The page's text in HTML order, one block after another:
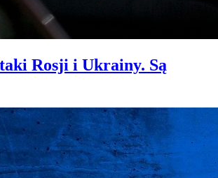
Rosji i Ukrainy. Są